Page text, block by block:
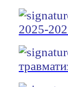
2025-